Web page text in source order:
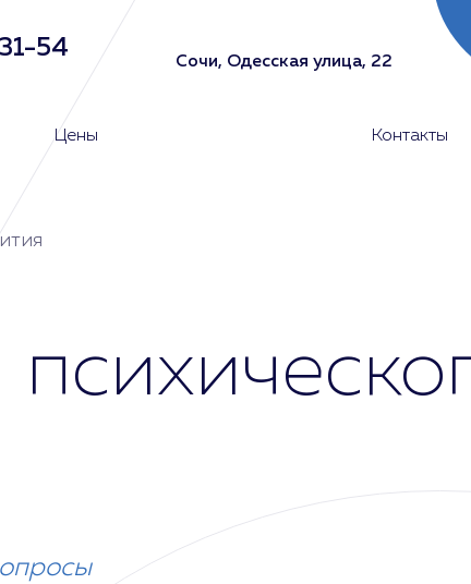
54
Сочи, Одесская улица, 22
Цены Контакты